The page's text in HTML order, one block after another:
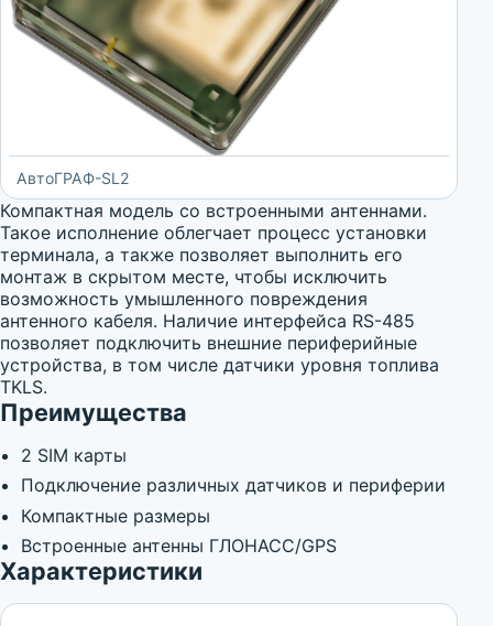
АвтоГРАФ-SL2
Компактная модель со встроенными антеннами.
Такое исполнение облегчает процесс установки
терминала, а также позволяет выполнить его
монтаж в скрытом месте, чтобы исключить
возможность умышленного повреждения
антенного кабеля. Наличие интерфейса RS-485
позволяет подключить внешние периферийные
устройства, в том числе датчики уровня топлива
TKLS.
Преимущества
2 SIM карты
Подключение различных датчиков и периферии
Компактные размеры
Встроенные антенны ГЛОНАСС/GPS
Характеристики